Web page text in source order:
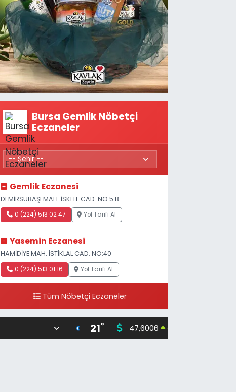
Bursa Gemlik Nöbetçi
Eczaneler
Gemlik Eczanesi
DEMİRSUBAŞI MAH. İSKELE CAD. NO:5 B
0 (224) 513 02 47 Yol Tarifi Al
Yasemin Eczanesi
HAMİDİYE MAH. İSTİKLAL CAD. NO:40
0 (224) 513 01 16 Yol Tarifi Al
Tüm Nöbetçi Eczaneler
21° 47,6006 0.06